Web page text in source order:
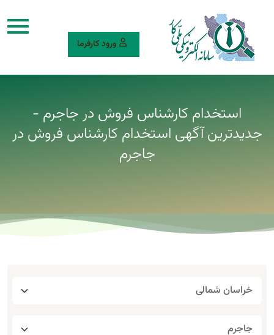
ورود کارفرما
استخدام کارشناس فروش در جاجرم -
جدیدترین آگهی استخدام کارشناس فروش در
جاجرم